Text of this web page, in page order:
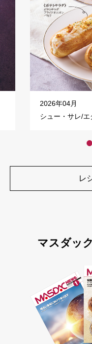
2026年04月
シュー・サレ/
レ
マスダッ